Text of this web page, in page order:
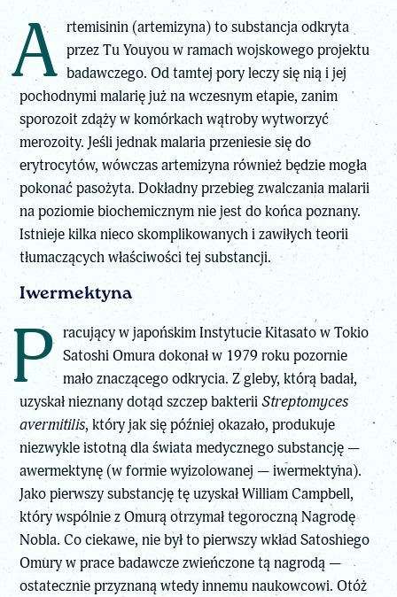
A rtemisinin (artemizyna) to substancja odkryta
przez Tu Youyou w ramach wojskowego projektu
badawczego. Od tamtej pory leczy się nią i jej
pochodnymi malarię już na wczesnym etapie, zanim
sporozoit zdąży w komórkach wątroby wytworzyć
merozoity. Jeśli jednak malaria przeniesie się do
erytrocytów, wówczas artemizyna również będzie mogła
pokonać pasożyta. Dokładny przebieg zwalczania malarii
na poziomie biochemicznym nie jest do końca poznany.
Istnieje kilka nieco skomplikowanych i zawiłych teorii
tłumaczących właściwości tej substancji.
Iwermektyna
P racujący w japońskim Instytucie Kitasato w Tokio
Satoshi Omura dokonał w 1979 roku pozornie
mało znaczącego odkrycia. Z gleby, którą badał,
uzyskał nieznany dotąd szczep bakteriiStreptomyces
avermitilis, który jak się później okazało, produkuje
niezwykle istotną dla świata medycznego substancję —
awermektynę (w formie wyizolowanej — iwermektyna).
Jako pierwszy substancję tę uzyskał William Campbell,
który wspólnie z Omurą otrzymał tegoroczną Nagrodę
Nobla. Co ciekawe, nie był to pierwszy wkład Satoshiego
Omury w prace badawcze zwieńczone tą nagrodą —
ostatecznie przyznaną wtedy innemu naukowcowi. Otóż